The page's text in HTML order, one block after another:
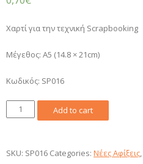
Χαρτί για την τεχνική Scrapbooking
Μέγεθος: Α5 (14.8 × 21cm)
Κωδικός: SP016
Χαρτί
Scrapbooking
160gr
Add to cart
SKU: SP016 Categories: Νέες Αφίξεις,